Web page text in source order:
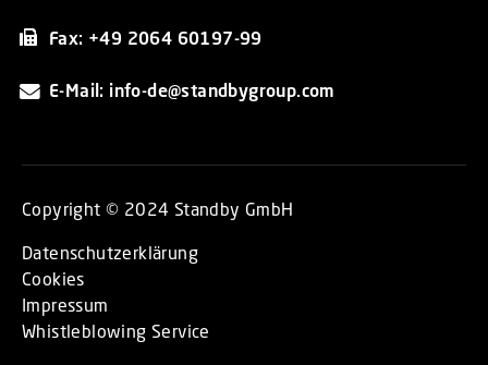
Fax: +49 2064 60197-99
E-Mail: info-de@standbygroup.com
Copyright © 2024 Standby GmbH
Datenschutzerklärung
Cookies
Impressum
Whistleblowing Service